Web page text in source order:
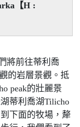
【H :
將前往蒂利喬
的岩層景觀。抵
peak的壯麗景
蒂利喬湖Tilicho
下面的牧場，犛